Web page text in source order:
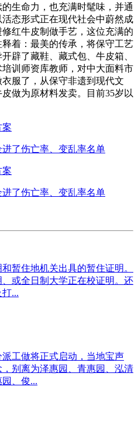
生命力，也充满时髦味，并通
态形式正在现代社会中蔚然成
红牛皮制做手艺，这位充满的
着：最美的传承，将保守工艺
辟了藏鞋、藏式包、牛皮箱、
训师资库教师，对中大面料市
服了，从保守非遗到现代文
做为原材料发卖。目前35岁以
案
了伤亡率、变乱率名单
案
了伤亡率、变乱率名单
暂住地机关出具的暂住证明。
或全日制大学正在校证明。还
...
工做将正式启动，当地宝声
别离为泽惠园、青惠园、泓清
、俊...